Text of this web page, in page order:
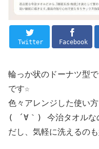
Twitter Facebook
輪っか状のドーナツ型
です☆
色々アレンジした使い
( ´∀｀) 今治タオルな
だし、気軽に洗えるの